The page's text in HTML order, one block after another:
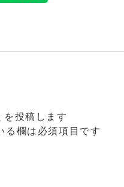
投稿します
る欄は必須項目です